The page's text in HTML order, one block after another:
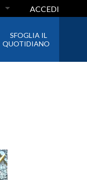
ACCEDI
SFOGLIA IL
QUOTIDIANO